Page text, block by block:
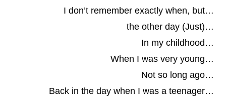
…I don’t remember exactly when, but
…(Just) the other day
…In my childhood
…When I was very young
…Not so long ago
…Back in the day when I was a teenager